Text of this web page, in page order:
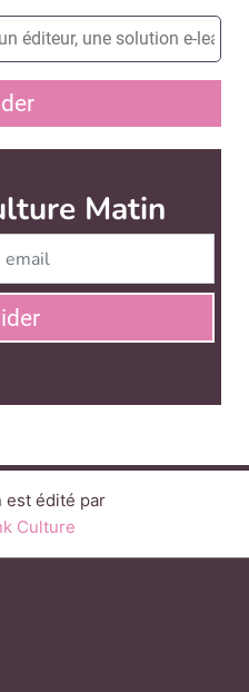
Matin
est édité par
Culture